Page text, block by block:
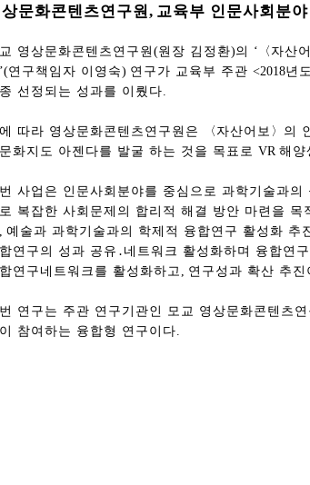
문화콘텐츠연구원, 교육부 인문사회분
영상문화콘텐츠연구원 (원장 김정환)의 ‘ 〈 자산
’(연구책임자 이영숙) 연구가 교육부 주관 <2018년
선정되는 성과를 이뤘다.
따라 영상문화콘텐츠연구원은 〈 자산어보 〉 의
화지도 아젠다를 발굴 하는 것을 목표로 VR 해양
사업은 인문사회분야를 중심으로 과학기술과
복잡한 사회문제의 합리적 해결 방안 마련을 목
, 예술과 과학기술과의 학제적 융합연구 활성화 추
연구의 성과 공유 ․ 네트워크 활성화하며 융합연
연구네트워크를 활성화하고 , 연구성과 확산 추
연구는 주관 연구기관인 모교 영상문화콘텐츠
참여하는 융합형 연구이다.